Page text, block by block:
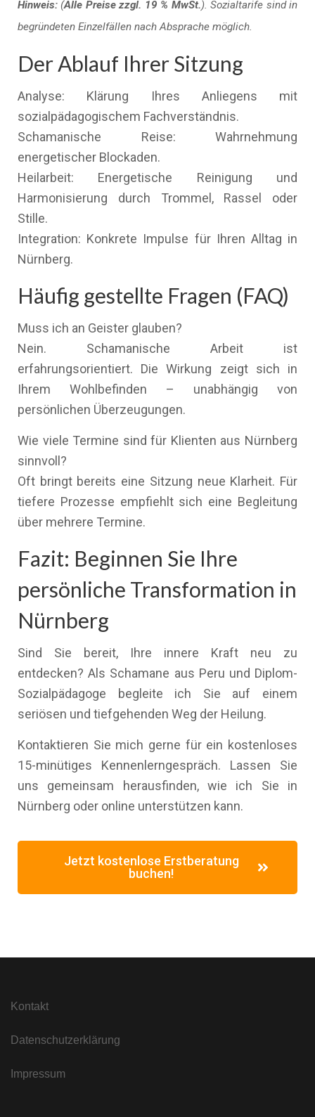
Hinweis: (Alle Preise zzgl. 19 % MwSt.). Sozialtarife sind in
begründeten Einzelfällen nach Absprache möglich.
Der Ablauf Ihrer Sitzung
Analyse: Klärung Ihres Anliegens mit
sozialpädagogischem Fachverständnis.
Schamanische Reise: Wahrnehmung
energetischer Blockaden.
Heilarbeit: Energetische Reinigung und
Harmonisierung durch Trommel, Rassel oder
Stille.
Integration: Konkrete Impulse für Ihren Alltag in
Nürnberg.
Häufig gestellte Fragen (FAQ)
Muss ich an Geister glauben?
Nein. Schamanische Arbeit ist
erfahrungsorientiert. Die Wirkung zeigt sich in
Ihrem Wohlbefinden – unabhängig von
persönlichen Überzeugungen.
Wie viele Termine sind für Klienten aus Nürnberg
sinnvoll?
Oft bringt bereits eine Sitzung neue Klarheit. Für
tiefere Prozesse empfiehlt sich eine Begleitung
über mehrere Termine.
Fazit: Beginnen Sie Ihre
persönliche Transformation in
Nürnberg
Sind Sie bereit, Ihre innere Kraft neu zu
entdecken? Als Schamane aus Peru und Diplom-
Sozialpädagoge begleite ich Sie auf einem
seriösen und tiefgehenden Weg der Heilung.
Kontaktieren Sie mich gerne für ein kostenloses
15-minütiges Kennenlerngespräch. Lassen Sie
uns gemeinsam herausfinden, wie ich Sie in
Nürnberg oder online unterstützen kann.
Jetzt kostenlose Erstberatung
buchen!
Kontakt
Datenschutzerklärung
Impressum